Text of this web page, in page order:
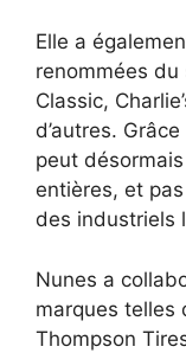
Elle a
renommées
Classic,
d’autres.
peut
entières, et
des industriels
Nunes a
marques telles
Thompson